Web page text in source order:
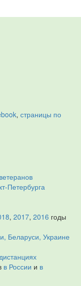
, страницы по
Петербурга
, 2017, 2016 годы
Беларуси, Украине
в России и в